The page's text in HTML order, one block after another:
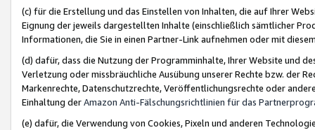
(c) für die Erstellung und das Einstellen von Inhalten, die auf Ihrer
Eignung der jeweils dargestellten Inhalte (einschließlich sämtlicher
Informationen, die Sie in einen Partner-Link aufnehmen oder mit
(d) dafür, dass die Nutzung der Programminhalte, Ihrer Website und
Verletzung oder missbräuchliche Ausübung unserer Rechte bzw. der
Markenrechte, Datenschutzrechte, Veröffentlichungsrechte oder
Einhaltung derAmazon Anti-Fälschungsrichtlinien für das
(e) dafür, die Verwendung von Cookies, Pixeln und anderen